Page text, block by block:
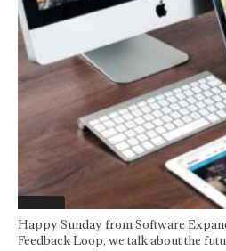
Happy Sunday from Software
Feedback Loop, we talk about the